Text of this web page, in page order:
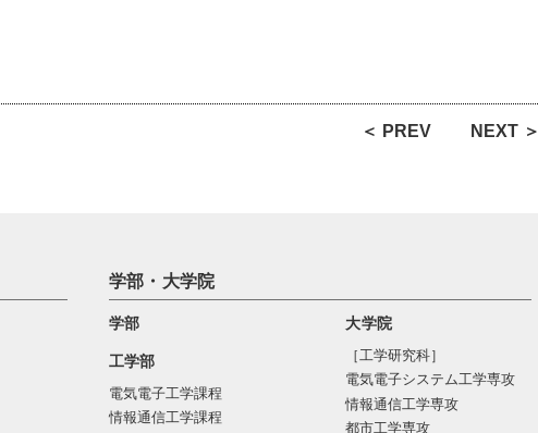
＜ PREV NEXT ＞
学部・大学院
学部
工学部
電気電子工学課程
情報通信工学課程
大学院
［工学研究科］
電気電⼦システム⼯学専攻
情報通信⼯学専攻
都市⼯学専攻